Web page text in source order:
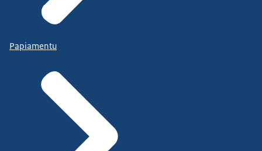
Papiamentu